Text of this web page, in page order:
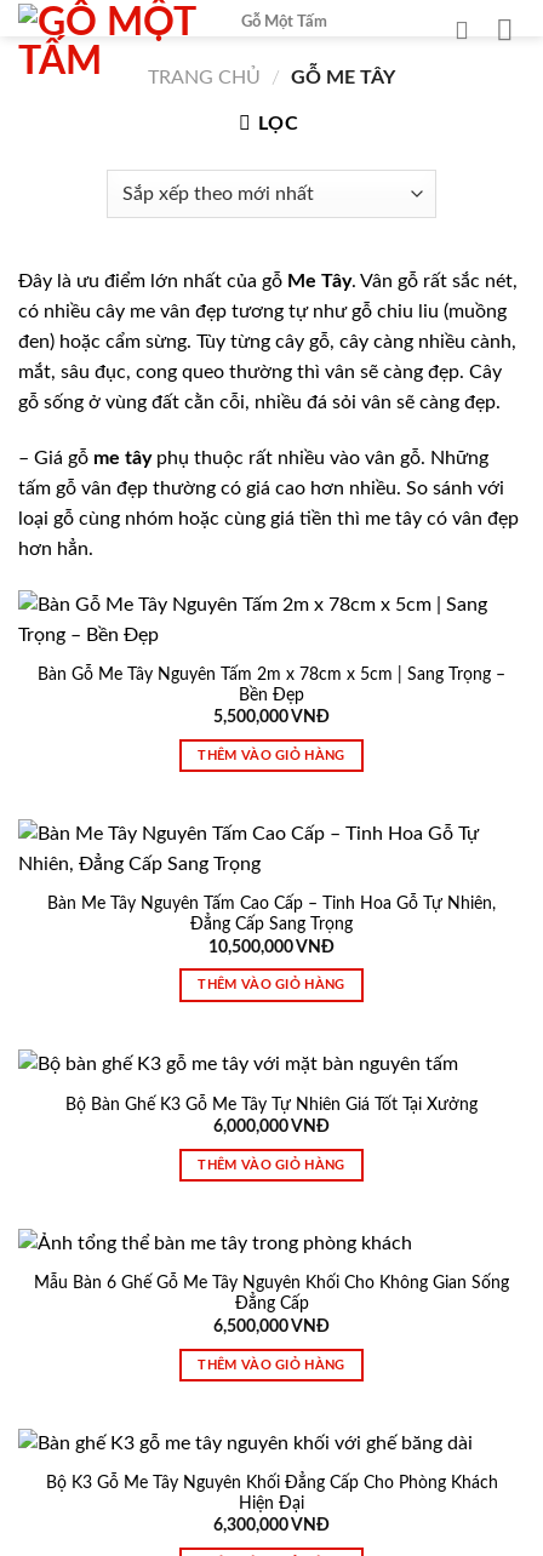
Chuyển
đến
Gỗ Một Tấm
TRANG CHỦ / GỖ ME TÂY
LỌC
Đây là ưu điểm lớn nhất của gỗ Me Tây. Vân gỗ rất sắc nét,
có nhiều cây me vân đẹp tương tự như gỗ chiu liu (muồng
đen) hoặc cẩm sừng. Tùy từng cây gỗ, cây càng nhiều cành,
mắt, sâu đục, cong queo thường thì vân sẽ càng đẹp. Cây
gỗ sống ở vùng đất cằn cỗi, nhiều đá sỏi vân sẽ càng đẹp.
– Giá gỗ me tâyphụ thuộc rất nhiều vào vân gỗ. Những
tấm gỗ vân đẹp thường có giá cao hơn nhiều. So sánh với
loại gỗ cùng nhóm hoặc cùng giá tiền thì me tây có vân đẹp
hơn hẳn.
Bàn Gỗ Me Tây Nguyên Tấm 2m x 78cm x 5cm | Sang Trọng –
Bền Đẹp
5,500,000VNĐ
THÊM VÀO GIỎ HÀNG
Bàn Me Tây Nguyên Tấm Cao Cấp – Tinh Hoa Gỗ Tự Nhiên,
Đẳng Cấp Sang Trọng
10,500,000VNĐ
THÊM VÀO GIỎ HÀNG
Bộ Bàn Ghế K3 Gỗ Me Tây Tự Nhiên Giá Tốt Tại Xưởng
6,000,000VNĐ
THÊM VÀO GIỎ HÀNG
Mẫu Bàn 6 Ghế Gỗ Me Tây Nguyên Khối Cho Không Gian Sống
Đẳng Cấp
6,500,000VNĐ
THÊM VÀO GIỎ HÀNG
Bộ K3 Gỗ Me Tây Nguyên Khối Đẳng Cấp Cho Phòng Khách
Hiện Đại
6,300,000VNĐ